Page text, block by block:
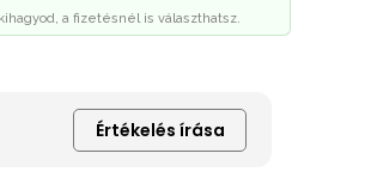
a fizetésnél is választhatsz.